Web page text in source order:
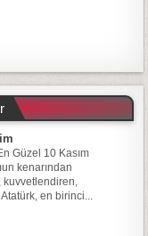
Güzel 10 Kasım
kenarından
kuvvetlendiren,
en birinci...